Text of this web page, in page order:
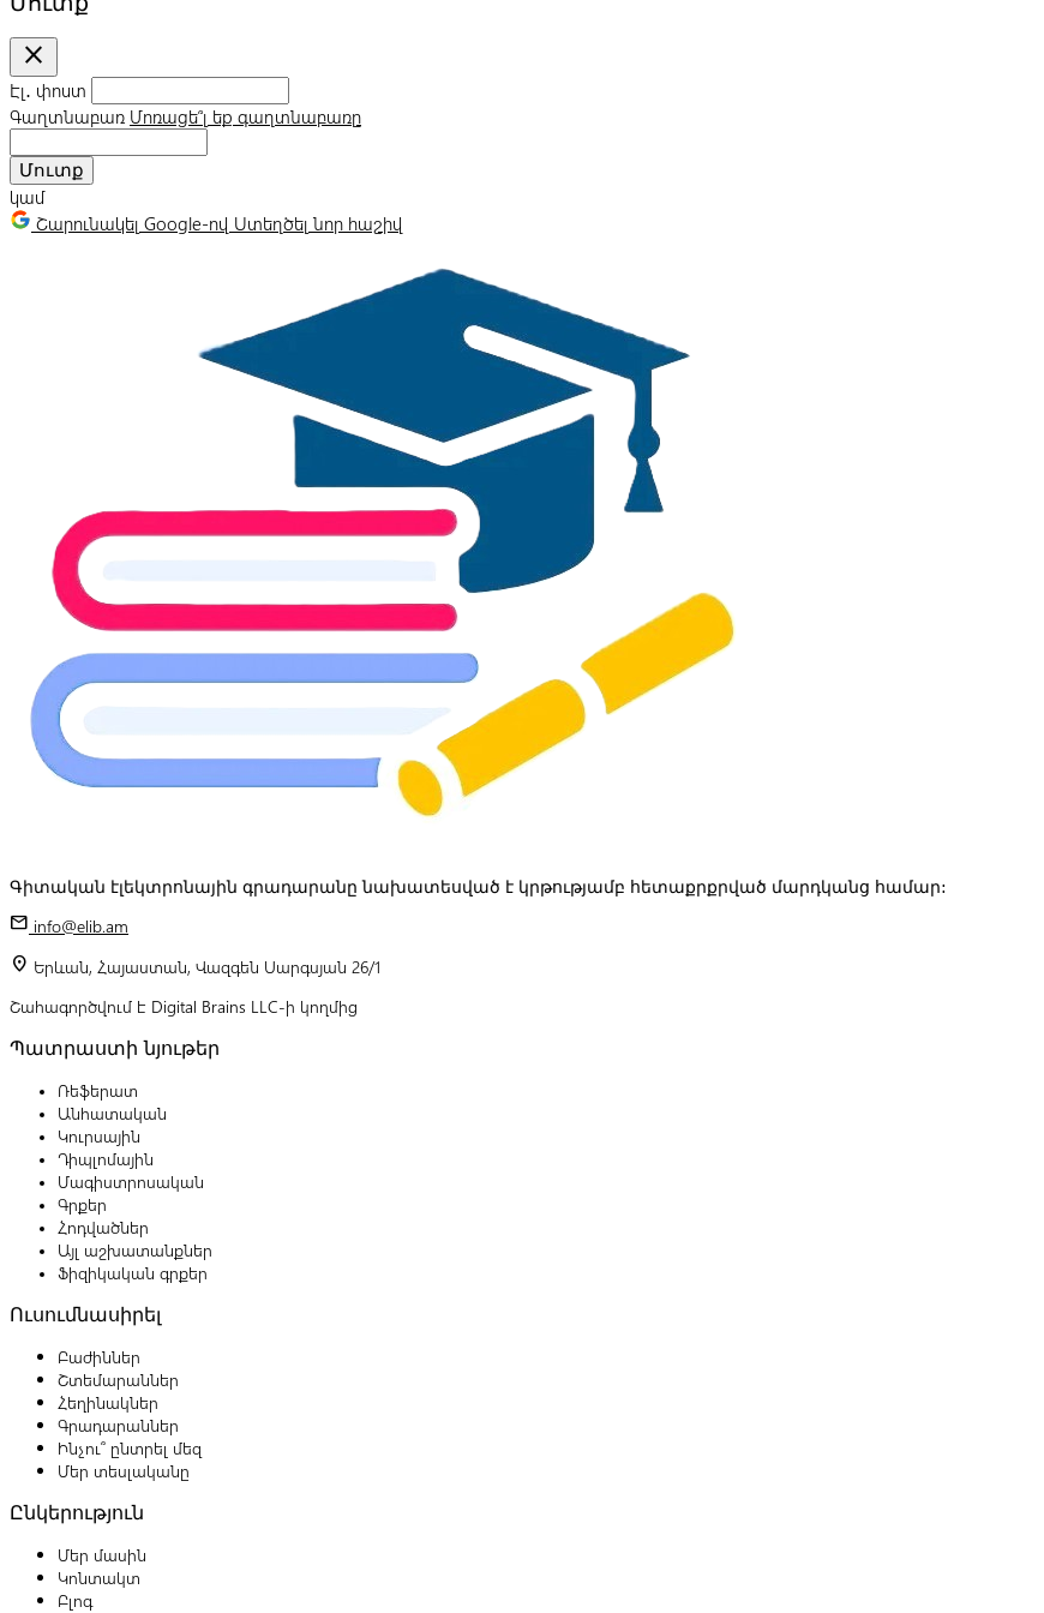
close
Էլ․ փոստ
Գաղտնաբառ Մոռացե՞լ եք գաղտնաբառը
Մուտք
կամ
Շարունակել Google-ով Ստեղծել նոր հաշիվ
Գիտական էլեկտրոնային գրադարանը նախատեսված է կրթությամբ հետաքրքրված մարդկանց համար:
mail info@elib.am
location_on Երևան, Հայաստան, Վազգեն Սարգսյան 26/1
Շահագործվում է Digital Brains LLC-ի կողմից
Պատրաստի նյութեր
Ռեֆերատ
Անհատական
Կուրսային
Դիպլոմային
Մագիստրոսական
Գրքեր
Հոդվածներ
Այլ աշխատանքներ
Ֆիզիկական գրքեր
Ուսումնասիրել
Բաժիններ
Շտեմարաններ
Հեղինակներ
Գրադարաններ
Ինչու՞ ընտրել մեզ
Մեր տեսլականը
Ընկերություն
Մեր մասին
Կոնտակտ
Բլոգ